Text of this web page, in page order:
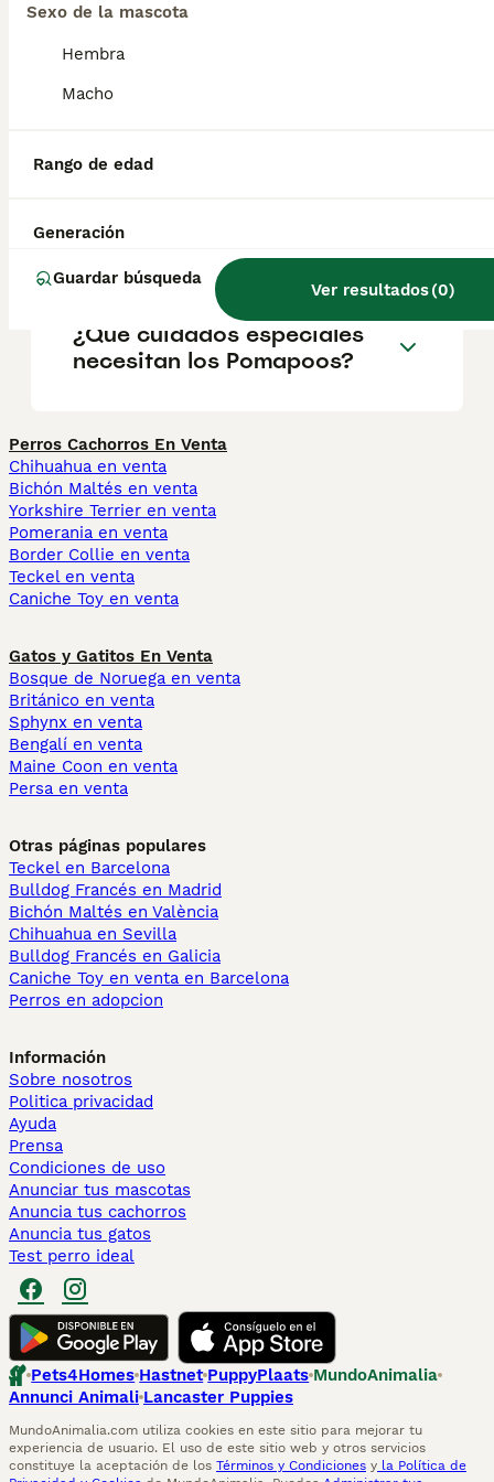
Sexo de la mascota
Hembra
Macho
Rango de edad
Generación
Guardar búsqueda
Ver resultados(0)
inteligentes, ideales para familias y
afectuoso y adaptable.
Pomapoo?
¿Qué cuidados especiales
necesitan los Pomapoos?
Perros Cachorros En Venta
Chihuahua en venta
Bichón Maltés en venta
Yorkshire Terrier en venta
Pomerania en venta
Border Collie en venta
Teckel en venta
Caniche Toy en venta
Gatos y Gatitos En Venta
Bosque de Noruega en venta
Británico en venta
Sphynx en venta
Bengalí en venta
Maine Coon en venta
Persa en venta
Otras páginas populares
Teckel en Barcelona
Bulldog Francés en Madrid
Bichón Maltés en València
Chihuahua en Sevilla
Bulldog Francés en Galicia
Caniche Toy en venta en Barcelona
Perros en adopcion
Información
Sobre nosotros
Politica privacidad
Ayuda
Prensa
Condiciones de uso
Anunciar tus mascotas
Anuncia tus cachorros
Anuncia tus gatos
Test perro ideal
Pets4Homes Hastnet PuppyPlaats MundoAnimalia
Annunci Animali Lancaster Puppies
MundoAnimalia.com utiliza cookies en este sitio para mejorar tu
experiencia de usuario. El uso de este sitio web y otros servicios
constituye la aceptación de los Términos y Condiciones y la Política de